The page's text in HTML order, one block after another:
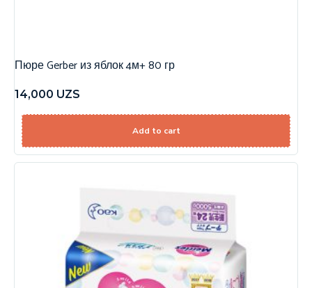
Пюре Gerber из яблок 4м+ 80 гр
14,000 UZS
Add to cart